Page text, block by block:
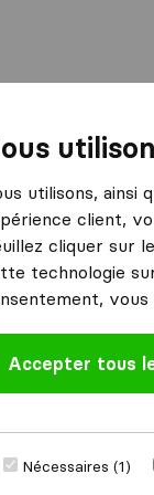
web en
son
peuvent
offre
réel et
utilisons, ainsi
client,
cliquer sur
technologie
Accepter tous
Nécessaires (1)